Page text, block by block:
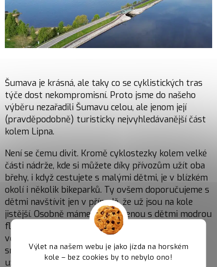
Výlet na našem webu je jako jízda na horském
kole – bez cookies by to nebylo ono!
Šumava je krásná, ale taky co se cyklistických tras
týče dost nekompromisní. Proto jsme do našeho
výběru nezařadili Šumavu celou, ale jenom její
(pravděpodobně) turisticky nejvyhledávanější část
kolem Lipna.
Není se čemu divit. Kromě cyklostezky kolem velké
části nádrže, kde si můžete díky přívozům užít oba
břehy, i když cestujete s malými dětmi, je v blízkém
okolí i několik bikeparků. Ty ovšem doporučujeme s
dětmi navštívit jen v případě, že už jsou na kole
jistější. Osobně máme odzkoušenou s dětmi modrou
flow lajnu v
bikeparku Lipno. Pokud máš už děti
větší, stejně tak je můžeš vzít na delší výlet do
srdce národního parku, které je svým charakterem
už více zvlněné, a tím pádem náročnější. Zkrátit si